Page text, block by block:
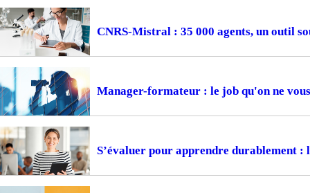
CNRS-Mistral : 35 000 agents, un outil
Manager-formateur : le job qu'on ne
S’évaluer pour apprendre durablement :